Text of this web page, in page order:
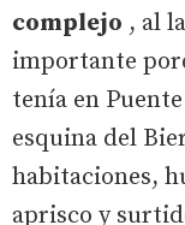
complejo , al
importante
tenía en
esquina del
habitaciones,
aprisco y